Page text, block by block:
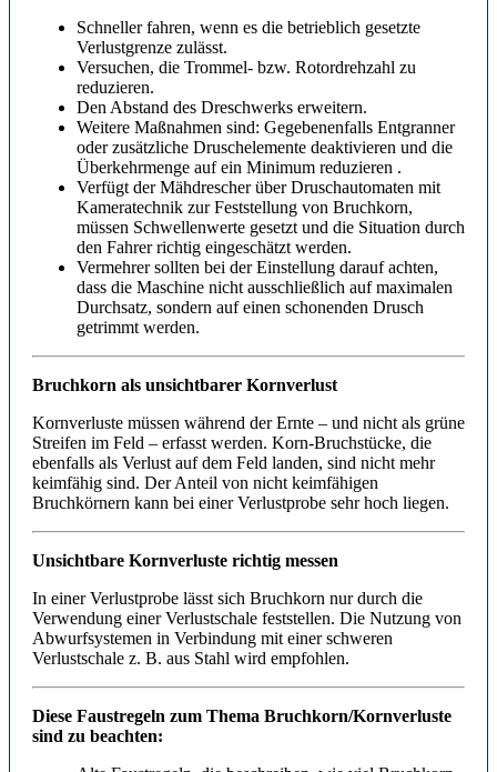
Schneller fahren, wenn es die betrieblich gesetzte
Verlustgrenze zulässt.
Versuchen, die Trommel- bzw. Rotordrehzahl zu
reduzieren.
Den Abstand des Dreschwerks erweitern.
Weitere Maßnahmen sind: Gegebenenfalls Entgranner
oder zusätzliche Druschelemente deaktivieren und die
Überkehrmenge auf ein Minimum reduzieren .
Verfügt der Mähdrescher über Druschautomaten mit
Kameratechnik zur Feststellung von Bruchkorn,
müssen Schwellenwerte gesetzt und die Situation durch
den Fahrer richtig eingeschätzt werden.
Vermehrer sollten bei der Einstellung darauf achten,
dass die Maschine nicht ausschließlich auf maximalen
Durchsatz, sondern auf einen schonenden Drusch
getrimmt werden.
Bruchkorn als unsichtbarer Kornverlust
Kornverluste müssen während der Ernte – und nicht als grüne
Streifen im Feld – erfasst werden. Korn-Bruchstücke, die
ebenfalls als Verlust auf dem Feld landen, sind nicht mehr
keimfähig sind. Der Anteil von nicht keimfähigen
Bruchkörnern kann bei einer Verlustprobe sehr hoch liegen.
Unsichtbare Kornverluste richtig messen
In einer Verlustprobe lässt sich Bruchkorn nur durch die
Verwendung einer Verlustschale feststellen. Die Nutzung von
Abwurfsystemen in Verbindung mit einer schweren
Verlustschale z. B. aus Stahl wird empfohlen.
Diese Faustregeln zum Thema Bruchkorn/Kornverluste
sind zu beachten: